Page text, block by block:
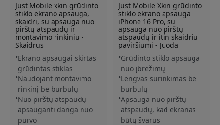
Just Mobile xkin grūdinto
stiklo ekrano apsauga,
skaidri, su apsauga nuo
pirštų atspaudų ir
montavimo rinkiniu -
Skaidrus
Ekrano apsaugai skirtas
grūdintas stiklas
Naudojant montavimo
rinkinį be burbulų
Nuo pirštų atspaudų
apsauganti danga nuo
purvo
Just Mobile Xkin grūdinto
stiklo ekrano apsauga
iPhone 16 Pro, su
apsauga nuo pirštų
atspaudų ir itin skaidriu
paviršiumi - Juoda
Grūdinto stiklo apsauga
nuo įbrėžimų
Lengvas surinkimas be
burbulų
Apsauga nuo pirštų
atspaudų, kad ekranas
būtų švarus